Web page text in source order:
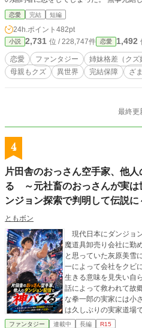
恋愛 完結 短編
24h.ポイント 482pt
小説 2,731 位 / 228,747件 恋愛 1,492
恋愛 ファンタジー 姉妹格差（クズ
母親もクズ
異世界 完結保障 ざ
最終更
4
片田舎のおっさん空手家、他
る ～元社畜のおっさんが実は
ンジョン探索で判明して伝説に
ともボン
現代日本にダンジョンが出
魔道具卸売り会社に勤
と思っていた灰原美雪
一によって会社をクビになった。 すべて
生きる意味を見失い自
話によって救われて故郷
な拳一郎の実家には小
は久しぶりの実家道場
の神棚に封じられてい
ファンタジー 連載中 長編 R15